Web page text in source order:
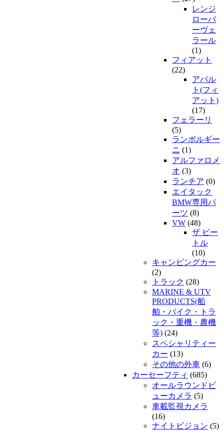
レンジ
ローバ
ーヴェ
ラール
(1)
フィアット
(22)
アバル
ト(フィ
アット)
(17)
フェラーリ
(5)
ランボルギー
ニ (1)
アルファロメ
オ (3)
ランチア (0)
エイタック
BMW専用パ
ーツ (8)
VW (48)
ザ ビー
トル
(10)
キャンピングカー
(2)
トラック (28)
MARINE & UTV
PRODUCTS(船
舶・バイク・トラ
ック・重機・農機
等) (24)
スペシャリティー
カー (13)
その他の外車 (6)
カーセーフティ (685)
オールラウンドビ
ューカメラ (5)
車載監視カメラ
(16)
ナイトビジョン (5)